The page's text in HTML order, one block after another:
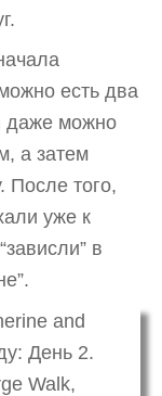
есть два
даже можно
а затем
После того,
уже к
в